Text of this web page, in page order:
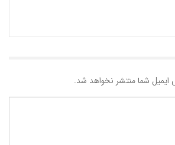
ایمیل شما منتشر نخواهد شد.